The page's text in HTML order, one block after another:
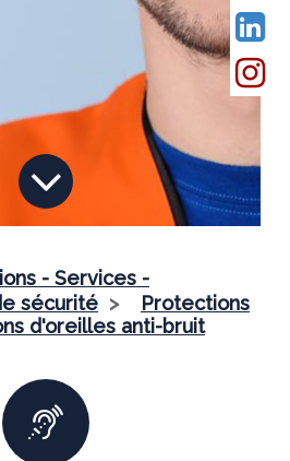
- Services -
sécurité >
Protections
d'oreilles anti-bruit